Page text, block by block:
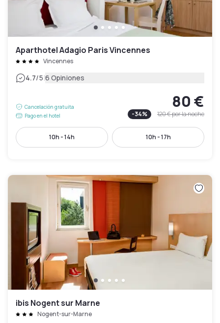
Aparthotel Adagio Paris Vincennes
Vincennes
4.7/5|6 Opiniones
Cancelación gratuita
Pago en el hotel
80 €
-34% 120 €por la noche
10h - 14h 10h - 17h
ibis Nogent sur Marne
Nogent-sur-Marne